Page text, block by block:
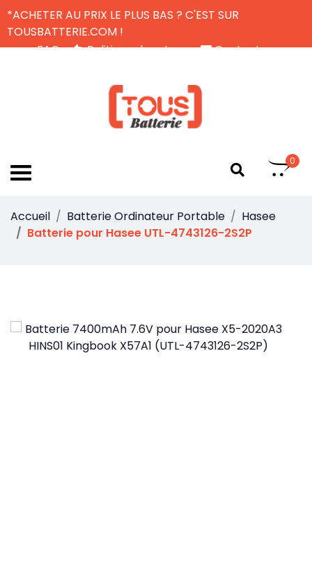
*ACHETER AU PRIX LE PLUS BAS ? C'EST SUR
TOUSBATTERIE.COM !
FAQ
Politique de retour
Contactez-nous
0
Accueil Batterie Ordinateur Portable
Hasee
Batterie pour Hasee UTL-4743126-2S2P